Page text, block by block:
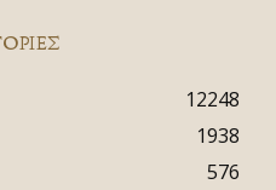
12248
1938
576